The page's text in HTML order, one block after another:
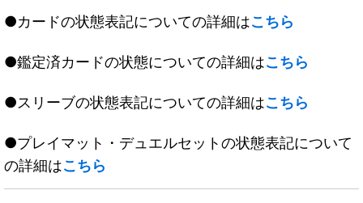
●カードの状態表記についての詳細はこちら
●鑑定済カードの状態についての詳細はこちら
●スリーブの状態表記についての詳細はこちら
●プレイマット・デュエルセットの状態表記について
の詳細はこちら